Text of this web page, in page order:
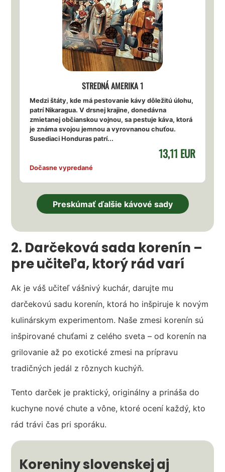
STREDNÁ AMERIKA 1
Medzi štáty, kde má pestovanie kávy dôležitú úlohu,
patrí Nikaragua. V drsnej krajine, donedávna
zmietanej občianskou vojnou, sa pestuje káva, ktorá
je známa svojou jemnou a vyrovnanou chuťou.
Susediaci Honduras patrí...
Dočasne vypredané
13,11 EUR
Preskúmať ďalšie kávové sady
2. Darčeková sada korenín –
pre učiteľa, ktorý rád varí
Ak je váš učiteľ vášnivý kuchár, darujte mu
darčekovú sadu korenín, ktorá ho inšpiruje k novým
kulinárskym experimentom. Naše zmesi korenín sú
inšpirované chuťami z celého sveta – od korenín na
grilovanie až po exotické zmesi na prípravu
tradičných jedál z rôznych kuchýň.
Tento darček je praktický, originálny a prináša do
kuchyne nové chute a vône, ktoré ocení každý, kto
rád trávi čas pri sporáku.
Koreniny slovenskej aj